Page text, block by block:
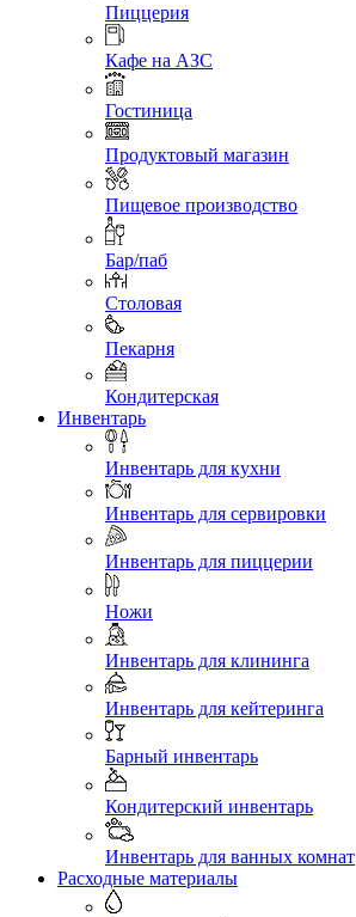
Пиццерия
Кафе на АЗС
Гостиница
Продуктовый магазин
Пищевое производство
Бар/паб
Столовая
Пекарня
Кондитерская
Инвентарь
Инвентарь для кухни
Инвентарь для сервировки
Инвентарь для пиццерии
Ножи
Инвентарь для клининга
Инвентарь для кейтеринга
Барный инвентарь
Кондитерский инвентарь
Инвентарь для ванных комнат
Расходные материалы